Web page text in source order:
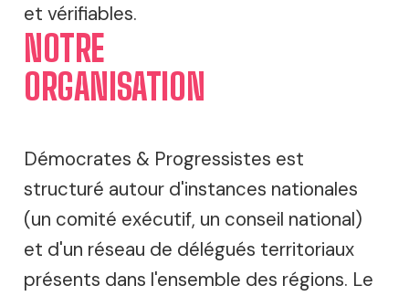
et vérifiables.
NOTRE
ORGANISATION
Démocrates & Progressistes est
structuré autour d'instances nationales
(un comité exécutif, un conseil national)
et d'un réseau de délégués territoriaux
présents dans l'ensemble des régions. Le